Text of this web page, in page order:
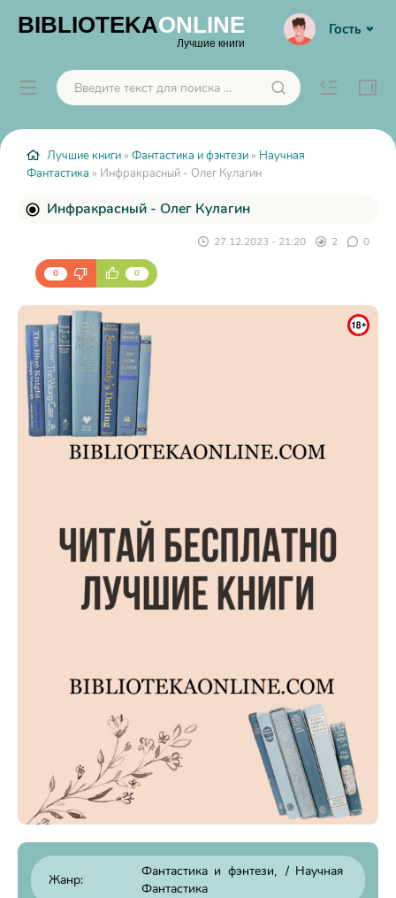
BIBLIOTEKAONLINE
Лучшие книги
Гость
Лучшие книги » Фантастика и фэнтези » Научная
Фантастика » Инфракрасный - Олег Кулагин
Инфракрасный - Олег Кулагин
27.12.2023 - 21:20 2 0
0 0
Жанр:
Фантастика и фэнтези / Научная
Фантастика